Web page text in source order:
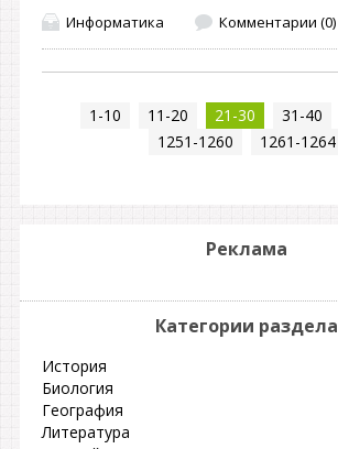
Информатика Комментарии (0)
1-10 11-20 21-30 31-40
1251-1260
1261-1264
Реклама
Категории раздела
История
Биология
География
Литература